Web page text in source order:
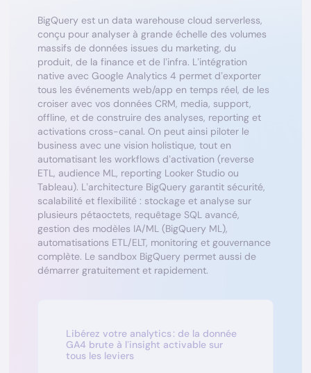
BigQuery est un data warehouse cloud serverless,
conçu pour analyser à grande échelle des volumes
massifs de données issues du marketing, du
produit, de la finance et de l’infra. L’intégration
native avec Google Analytics 4 permet d’exporter
tous les événements web/app en temps réel, de les
croiser avec vos données CRM, media, support,
offline, et de construire des analyses, reporting et
activations cross-canal. On peut ainsi piloter le
business avec une vision holistique, tout en
automatisant les workflows d’activation (reverse
ETL, audience ML, reporting Looker Studio ou
Tableau). L’architecture BigQuery garantit sécurité,
scalabilité et flexibilité : stockage et analyse sur
plusieurs pétaoctets, requêtage SQL avancé,
gestion des modèles IA/ML (BigQuery ML),
automatisations ETL/ELT, monitoring et gouvernance
complète. Le sandbox BigQuery permet aussi de
démarrer gratuitement et rapidement.
Libérez votre analytics : de la donnée
GA4 brute à l’insight activable sur
tous les leviers